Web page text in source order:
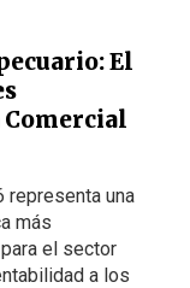
El
Comercial
representa una
más
el sector
a los